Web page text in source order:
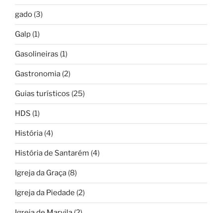
gado (3)
Galp (1)
Gasolineiras (1)
Gastronomia (2)
Guias turísticos (25)
HDS (1)
História (4)
História de Santarém (4)
Igreja da Graça (8)
Igreja da Piedade (2)